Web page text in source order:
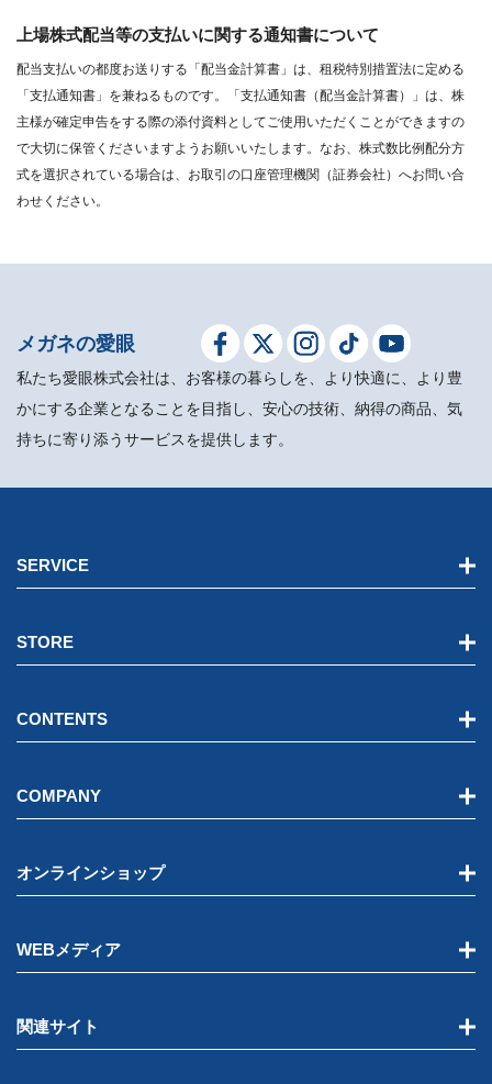
上場株式配当等の支払いに関する通知書について
配当支払いの都度お送りする「配当金計算書」は、租税特別措置法に定める
「支払通知書」を兼ねるものです。「支払通知書（配当金計算書）」は、株
主様が確定申告をする際の添付資料としてご使用いただくことができますの
で大切に保管くださいますようお願いいたします。なお、株式数比例配分方
式を選択されている場合は、お取引の口座管理機関（証券会社）へお問い合
わせください。
メガネの愛眼
私たち愛眼株式会社は、お客様の暮らしを、より快適に、より豊
かにする企業となることを目指し、安心の技術、納得の商品、気
持ちに寄り添うサービスを提供します。
SERVICE
STORE
CONTENTS
COMPANY
オンラインショップ
WEBメディア
関連サイト